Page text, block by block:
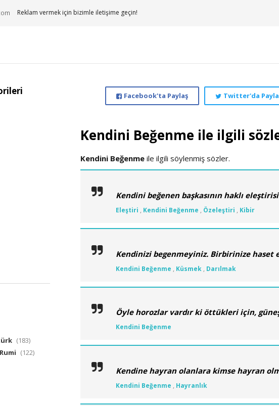
Reklam vermek için bizimle iletişime geçin!
Twitter'da
Facebook'ta Paylaş
Kendini Beğenme ile ilgili
Kendini Beğenmeile ilgili söylenmiş sözler.
Kendini beğenen başkasının haklı
Eleştiri , Kendini Beğenme , Özeleştiri , Kibir
Kendinizi begenmeyiniz. Birbirinize haset
Kendini Beğenme , Küsmek, Darılmak
Öyle horozlar vardır ki öttükleri için,
Kendini Beğenme
Kendine hayran olanlara kimse hayran
Kendini Beğenme , Hayranlık
(183)
(122)